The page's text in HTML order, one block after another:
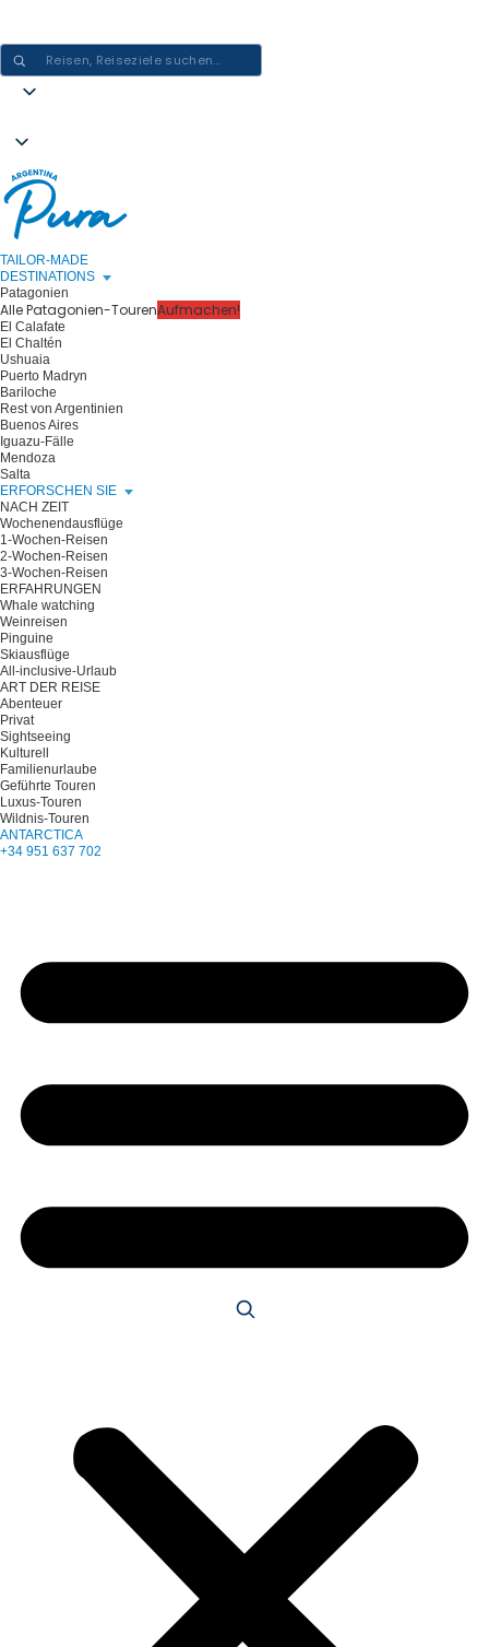
TAILOR-MADE
DESTINATIONS
Patagonien
Alle Patagonien-TourenAufmachen!
El Calafate
El Chaltén
Ushuaia
Puerto Madryn
Bariloche
Rest von Argentinien
Buenos Aires
Iguazu-Fälle
Mendoza
Salta
ERFORSCHEN SIE
NACH ZEIT
Wochenendausflüge
1-Wochen-Reisen
2-Wochen-Reisen
3-Wochen-Reisen
ERFAHRUNGEN
Whale watching
Weinreisen
Pinguine
Skiausflüge
All-inclusive-Urlaub
ART DER REISE
Abenteuer
Privat
Sightseeing
Kulturell
Familienurlaube
Geführte Touren
Luxus-Touren
Wildnis-Touren
ANTARCTICA
+34 951 637 702